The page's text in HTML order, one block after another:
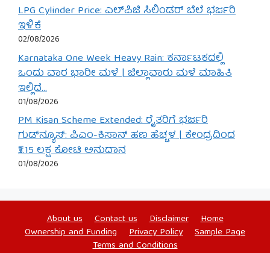
LPG Cylinder Price: ಎಲ್‌ಪಿಜಿ ಸಿಲಿಂಡರ್ ಬೆಲೆ ಭರ್ಜರಿ
ಇಳಿಕೆ
02/08/2026
Karnataka One Week Heavy Rain: ಕರ್ನಾಟಕದಲ್ಲಿ
ಒಂದು ವಾರ ಭಾರೀ ಮಳೆ | ಜಿಲ್ಲಾವಾರು ಮಳೆ ಮಾಹಿತಿ
ಇಲ್ಲಿದೆ…
01/08/2026
PM Kisan Scheme Extended: ರೈತರಿಗೆ ಭರ್ಜರಿ
ಗುಡ್‌ನ್ಯೂಸ್: ಪಿಎಂ-ಕಿಸಾನ್ ಹಣ ಹೆಚ್ಚಳ | ಕೇಂದ್ರದಿಂದ
₹3.15 ಲಕ್ಷ ಕೋಟಿ ಅನುದಾನ
01/08/2026
About us Contact us Disclaimer
Home
Ownership and Funding
Privacy Policy
Sample Page
Terms and Conditions